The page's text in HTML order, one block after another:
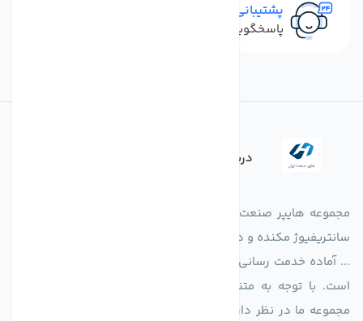
پشتیبانی سریع
پاسخگویی سریع به تماس‌ها و پیام‌ها
درباره فروشگاه
مجموعه هایپر صنعت ایران در امر تولید و واردات انواع فن های
سانتریفیوژ مکنده و دمنده آکسیال، سقفی، بین کانالی، مرغداری و
... آماده خدمت رسانی به شرکت های تولیدی، صنعتی و ساختمانی
است. با توجه به متنوع بودن فن های تولیدی کمپانی اروپایی
مجموعه ما در نظر دارد کالاهای تخصصی شما عزیزان رو در صرف